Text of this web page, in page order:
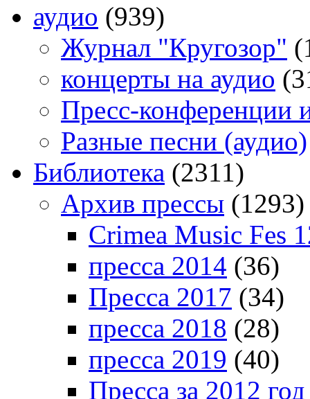
аудио (939)
Журнал "Кругозор"
концерты на аудио
Пресс-конференции
Разные песни (аудио)
Библиотека (2311)
Архив прессы (1293)
Crimea Music Fes
пресса 2014 (36)
Пресса 2017 (34)
пресса 2018 (28)
пресса 2019 (40)
Пресса за 2012 год